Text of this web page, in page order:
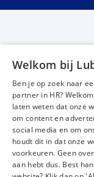
Werken bij Luba
Mijn Luba
Welkom bij
Ben je op zoek naar
partner in HR?
laten weten dat onze
om content en
social media en om
houdt dit in dat onze
voorkeuren. Geen
aan hebt dus. Best